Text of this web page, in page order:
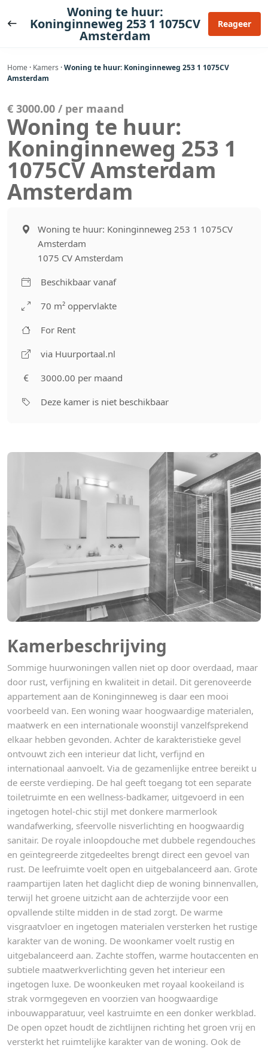
naar
Woning te huur:
Koninginneweg 253 1 1075CV
Amsterdam
Reageer
Home · Kamers ·Woning te huur: Koninginneweg 253 1 1075CV
Amsterdam
Kamerbeschrijving
Sommige huurwoningen vallen niet op door overdaad, maar
door rust, verfijning en kwaliteit in detail. Dit gerenoveerde
appartement aan de Koninginneweg is daar een mooi
voorbeeld van. Een woning waar hoogwaardige materialen,
maatwerk en een internationale woonstijl vanzelfsprekend
elkaar hebben gevonden. Achter de karakteristieke gevel
ontvouwt zich een interieur dat licht, verfijnd en
internationaal aanvoelt. Via de gezamenlijke entree bereikt u
de eerste verdieping. De hal geeft toegang tot een separate
toiletruimte en een wellness-badkamer, uitgevoerd in een
ingetogen hotel-chic stijl met donkere marmerlook
wandafwerking, sfeervolle nisverlichting en hoogwaardig
sanitair. De royale inloopdouche met dubbele regendouches
en geïntegreerde zitgedeeltes brengt direct een gevoel van
rust. De leefruimte voelt open en uitgebalanceerd aan. Grote
raampartijen laten het daglicht diep de woning binnenvallen,
terwijl het groene uitzicht aan de achterzijde voor een
opvallende stilte midden in de stad zorgt. De warme
visgraatvloer en ingetogen materialen versterken het rustige
karakter van de woning. De woonkamer voelt rustig en
uitgebalanceerd aan. Zachte stoffen, warme houtaccenten en
subtiele maatwerkverlichting geven het interieur een
ingetogen luxe. De woonkeuken met royaal kookeiland is
strak vormgegeven en voorzien van hoogwaardige
inbouwapparatuur, veel kastruimte en een donker werkblad.
De open opzet houdt de zichtlijnen richting het groen vrij en
versterkt het ruimtelijke karakter van de woning. Ook de
€ 3000.00 / per maand
Woning te huur:
Koninginneweg 253 1
1075CV Amsterdam
Amsterdam
Woning te huur: Koninginneweg 253 1 1075CV
Amsterdam
1075 CV Amsterdam
Beschikbaar vanaf
70 m² oppervlakte
For Rent
via Huurportaal.nl
3000.00 per maand
Deze kamer is niet beschikbaar